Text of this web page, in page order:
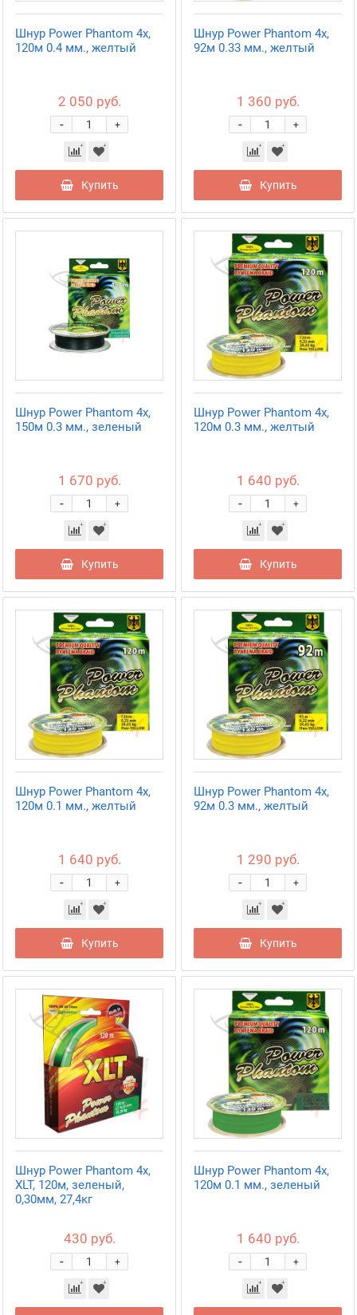
Шнур Power Phantom 4x,
120м 0.4 мм., желтый
2 050 руб.
+
-
Купить
Шнур Power Phantom 4x,
92м 0.33 мм., желтый
1 360 руб.
+
-
Купить
Шнур Power Phantom 4x,
150м 0.3 мм., зеленый
1 670 руб.
+
-
Купить
Шнур Power Phantom 4x,
120м 0.3 мм., желтый
1 640 руб.
+
-
Купить
Шнур Power Phantom 4x,
120м 0.1 мм., желтый
1 640 руб.
+
-
Купить
Шнур Power Phantom 4x,
92м 0.3 мм., желтый
1 290 руб.
+
-
Купить
Шнур Power Phantom 4x,
XLT, 120м, зеленый,
0,30мм, 27,4кг
430 руб.
+
-
Шнур Power Phantom 4x,
120м 0.1 мм., зеленый
1 640 руб.
+
-